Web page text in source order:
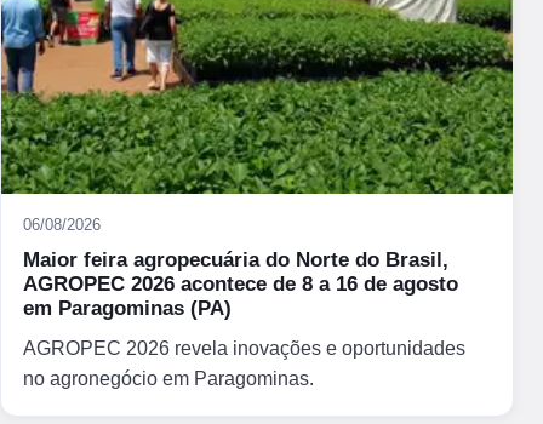
06/08/2026
Maior feira agropecuária do Norte do Brasil,
AGROPEC 2026 acontece de 8 a 16 de agosto
em Paragominas (PA)
AGROPEC 2026 revela inovações e oportunidades
no agronegócio em Paragominas.